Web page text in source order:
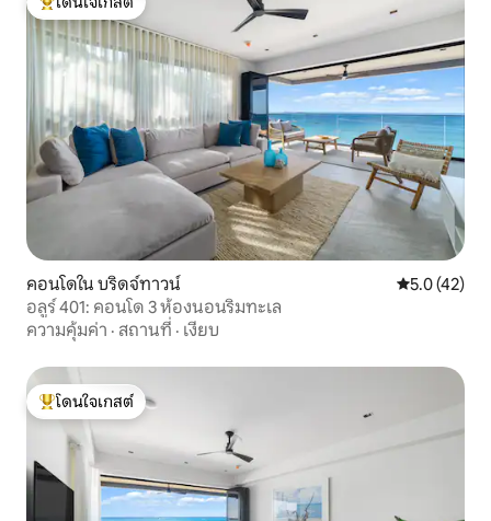
โดนใจเกสต์ที่สุด
คอนโดใน บริดจ์ทาวน์ คะแนนเฉลี่ย
5.0 (42)
อลูร์ 401: คอนโด 3 ห้องนอนริมทะเล
ความคุ้มค่า · สถานที่ · เงียบ
โดนใจเกสต์ที่สุด
โดนใจเกสต์